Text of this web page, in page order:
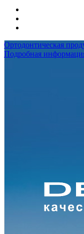
Ортодонтическая
Подробная